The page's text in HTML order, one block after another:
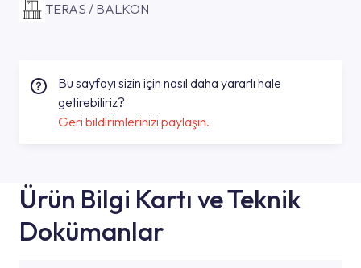
TERAS / BALKON
Bu sayfayı sizin için nasıl daha yararlı hale
getirebiliriz?
Geri bildirimlerinizi paylaşın.
Ürün Bilgi Kartı ve Teknik
Dokümanlar